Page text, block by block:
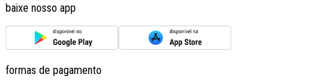
baixe nosso app
formas de pagamento